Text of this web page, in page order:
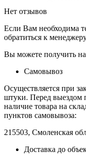
Нет отзывов
Если Вам необходима
обратиться к
Вы можете получить
Самовывоз
Осуществляется при
штуки. Перед выездом
наличие товара на
пунктов самовывоза:
215503, Смоленская
Доставка до